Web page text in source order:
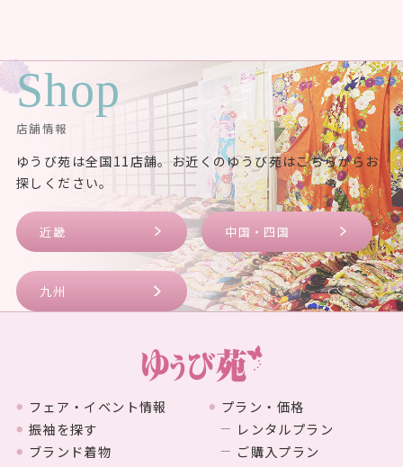
スタッフブログ
【なぜ、わざわざ会場を分けるの？】
2026.07.02
松山ゆうび苑のコラムをもっと見る
Shop
探しください。